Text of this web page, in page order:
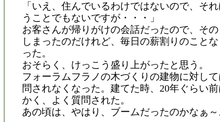
「いえ、住んでいるわけではないので、そ
うことでもないですが・・・」
お客さんが帰りがけの会話だったので、そ
しまったのだけれど、毎日の薪割りのこと
った。
おそらく、けっこう盛り上がったと思う。
フォーラムフラノの木づくりの建物に対し
問されなくなった。建てた時、20年ぐらい
かく、よく質問された。
あの頃は、やはり、ブームだったのかなぁ